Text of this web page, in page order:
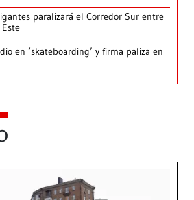
paralizará el Corredor Sur entre
en ‘skateboarding’ y firma paliza en